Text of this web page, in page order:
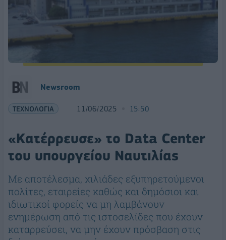
Newsroom
ΤΕΧΝΟΛΟΓΙΑ 11/06/2025 15:50
«Κατέρρευσε» το Data Center
του υπουργείου Ναυτιλίας
Με αποτέλεσμα, χιλιάδες εξυπηρετούμενοι
πολίτες, εταιρείες καθώς και δημόσιοι και
ιδιωτικοί φορείς να μη λαμβάνουν
ενημέρωση από τις ιστοσελίδες που έχουν
καταρρεύσει, να μην έχουν πρόσβαση στις